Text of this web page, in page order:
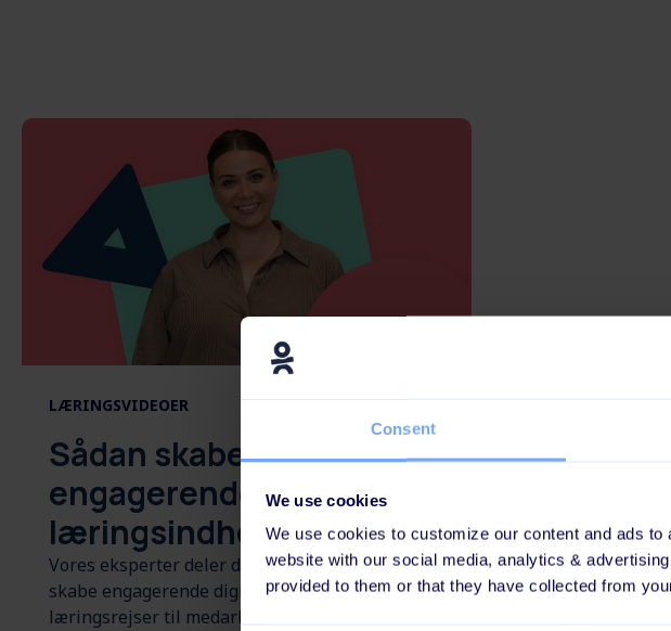
Consent
We use cookies
We use cookies to customize our content and ads
website with our social media, analytics &
provided to them or that they have collected from
LÆRINGSVIDEOER
Sådan skaber du
engagerende
læringsindhold og -forløb
Vores eksperter deler deres viden omkring at
skabe engagerende digital læring - og at bygge
læringsrejser til medarbejderne.